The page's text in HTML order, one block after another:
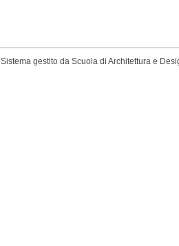
Sistema gestito da Scuola di Architettura e